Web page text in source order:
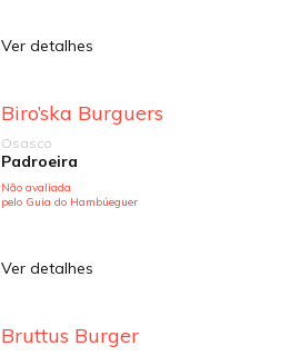
Ver detalhes
Biro’ska Burguers
Osasco
Padroeira
Não avaliada
pelo Guia do Hambúeguer
Ver detalhes
Bruttus Burger